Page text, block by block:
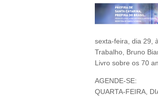
sexta-feira, dia 29,
Trabalho, Bruno
Livro sobre os 70
AGENDE-SE:
QUARTA-FEIRA,